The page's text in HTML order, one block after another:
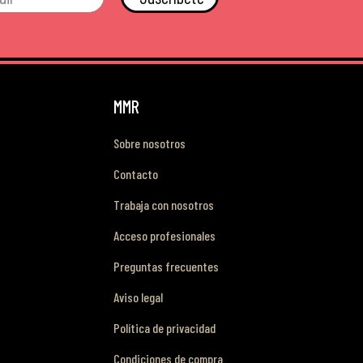
MMR
Sobre nosotros
Contacto
Trabaja con nosotros
Acceso profesionales
Preguntas frecuentes
Aviso legal
Política de privacidad
Condiciones de compra